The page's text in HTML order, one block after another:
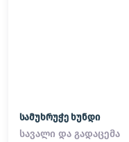
სამუხრუჭე ხუნდი
სავალი და გადაცემა